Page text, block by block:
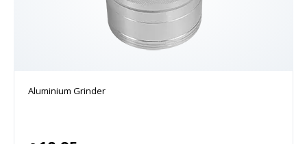
Aluminium Grinder